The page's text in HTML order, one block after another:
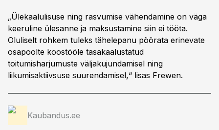
„Ülekaalulisuse ning rasvumise vähendamine on väga
keeruline ülesanne ja maksustamine siin ei tööta.
Oluliselt rohkem tuleks tähelepanu pöörata erinevate
osapoolte koostööle tasakaalustatud
toitumisharjumuste väljakujundamisel ning
liikumisaktiivsuse suurendamisel,“ lisas Frewen.
Kaubandus.ee